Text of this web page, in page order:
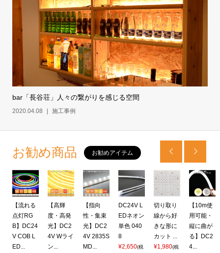
bar「長谷荘」人々の繋がりを感じる空間
2020.04.08 施工事例
お勧め商品 お勧めアイテム 
【流れる
点灯RG
B】DC24
V COB L
ED...
【高輝
度・高発
光】DC2
4V Wライ
ン...
【指向
性・集束
光】DC2
4V 2835S
MD...
DC24V L
EDネオン
単色 040
8
¥2,650(税
切り取り
線から好
きな形に
カット ...
¥1,980(税
【10m使
用可能・
縦に曲が
る】DC2
4...
